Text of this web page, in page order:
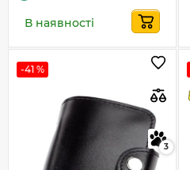
В наявності
-41 %
3